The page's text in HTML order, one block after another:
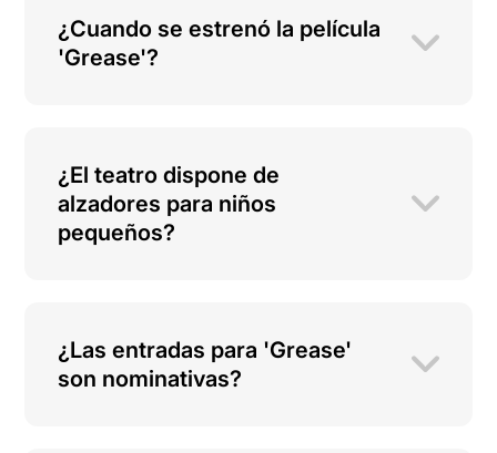
¿Cuando se estrenó la película
'Grease'?
¿El teatro dispone de
alzadores para niños
pequeños?
¿Las entradas para 'Grease'
son nominativas?